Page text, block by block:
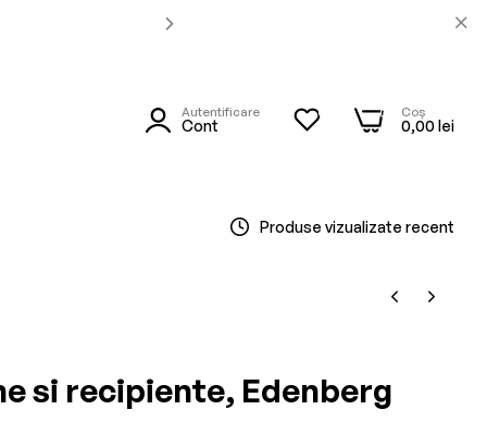
Autentificare
Cont
0 Coș
0,00 lei
0
Produse vizualizate recent
si recipiente, Edenberg